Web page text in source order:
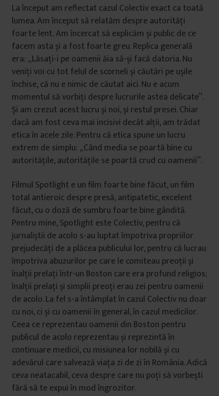
La început am reflectat cazul Colectiv exact ca toată
lumea. Am început să relatăm despre autorități
foarte lent. Am încercat să explicăm și public de ce
facem asta și a fost foarte greu. Replica generală
era: „Lăsați-i pe oamenii ăia să-și facă datoria. Nu
veniți voi cu tot felul de scorneli și căutări pe ușile
închise, că nu e nimic de căutat aici. Nu e acum
momentul să vorbiți despre lucrurile astea delicate”.
Și am crezut acest lucru și noi, și restul presei. Chiar
dacă am fost ceva mai incisivi decât alții, am trădat
etica în acele zile. Pentru că etica spune un lucru
extrem de simplu: „Când media se poartă bine cu
autoritățile, autoritățile se poartă crud cu oamenii”.
Filmul Spotlight e un film foarte bine făcut, un film
total antieroic despre presă, antipatetic, excelent
făcut, cu o doză de sumbru foarte bine gândită.
Pentru mine, Spotlight este Colectiv, pentru că
jurnaliștii de acolo s-au luptat împotriva propriilor
prejudecăți de a plăcea publicului lor, pentru că lucrau
împotriva abuzurilor pe care le comiteau preoții și
înalții prelați într-un Boston care era profund religios;
înalții prelați și simplii preoți erau zei pentru oamenii
de acolo. La fel s-a întâmplat în cazul Colectiv nu doar
cu noi, ci și cu oamenii în general, în cazul medicilor.
Ceea ce reprezentau oamenii din Boston pentru
publicul de acolo reprezentau și reprezintă în
continuare medicii, cu misiunea lor nobilă și cu
adevărul care salvează viața zi de zi în România. Adică
ceva neatacabil, ceva despre care nu poți să vorbești
fără să te expui în mod îngrozitor.